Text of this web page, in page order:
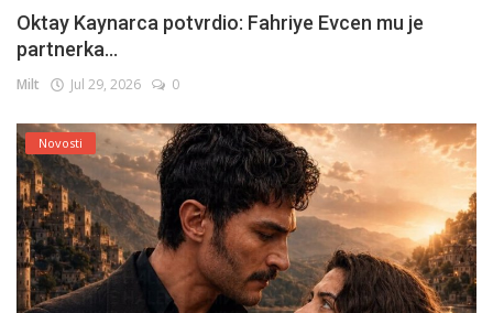
Oktay Kaynarca potvrdio: Fahriye Evcen mu je
partnerka...
Milt Jul 29, 2026 0
Novosti